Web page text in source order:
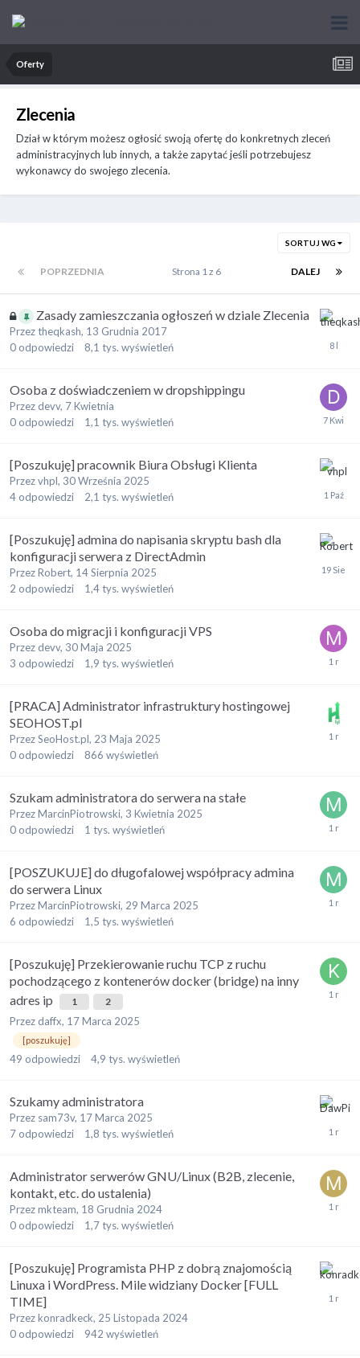
Oferty
Zlecenia
Dział w którym możesz ogłosić swoją ofertę do konkretnych zleceń
administracyjnych lub innych, a także zapytać jeśli potrzebujesz
wykonawcy do swojego zlecenia.
SORTUJ WG
POPRZEDNIA DALEJ
Strona 1 z 6
Zasady zamieszczania ogłoszeń w dziale Zlecenia
Przeztheqkash, 13 Grudnia 2017
0 odpowiedzi 8,1 tys. wyświetleń
Osoba z doświadczeniem w dropshippingu
Przez devv, 7 Kwietnia
0 odpowiedzi 1,1 tys. wyświetleń
[Poszukuję] pracownik Biura Obsługi Klienta
Przezvhpl, 30 Września 2025
4 odpowiedzi 2,1 tys. wyświetleń
[Poszukuję] admina do napisania skryptu bash dla
konfiguracji serwera z DirectAdmin
PrzezRobert, 14 Sierpnia 2025
2 odpowiedzi 1,4 tys. wyświetleń
Osoba do migracji i konfiguracji VPS
Przez devv, 30 Maja 2025
3 odpowiedzi 1,9 tys. wyświetleń
[PRACA] Administrator infrastruktury hostingowej
SEOHOST.pl
PrzezSeoHost.pl, 23 Maja 2025
0 odpowiedzi 866 wyświetleń
Szukam administratora do serwera na stałe
PrzezMarcinPiotrowski, 3 Kwietnia 2025
0 odpowiedzi 1 tys. wyświetleń
[POSZUKUJE] do długofalowej współpracy admina
do serwera Linux
PrzezMarcinPiotrowski, 29 Marca 2025
6 odpowiedzi 1,5 tys. wyświetleń
[Poszukuję] Przekierowanie ruchu TCP z ruchu
pochodzącego z kontenerów docker (bridge) na inny
adres ip
1 2
Przez daffx, 17 Marca 2025
[poszukuję]
49 odpowiedzi 4,9 tys. wyświetleń
Szukamy administratora
Przez sam73v, 17 Marca 2025
7 odpowiedzi 1,8 tys. wyświetleń
Administrator serwerów GNU/Linux (B2B, zlecenie,
kontakt, etc. do ustalenia)
Przezmkteam, 18 Grudnia 2024
0 odpowiedzi 1,7 tys. wyświetleń
[Poszukuję] Programista PHP z dobrą znajomością
Linuxa i WordPress. Mile widziany Docker [FULL
TIME]
Przezkonradkeck, 25 Listopada 2024
0 odpowiedzi 942 wyświetleń